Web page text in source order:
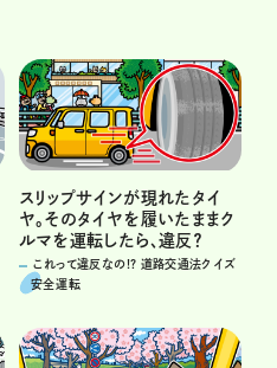
スリップサインが現れたタイ
ヤ。そのタイヤを履いたままク
ルマを運転したら、違反？
これって違反なの!? 道路交通法クイズ
安全運転